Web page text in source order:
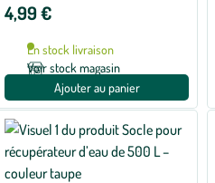
4,99 €
En stock livraison
Voir stock magasin
Ajouter au panier